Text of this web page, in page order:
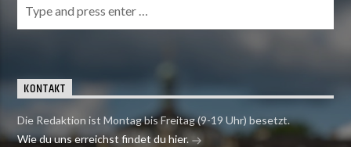
KONTAKT
Die Redaktion ist Montag bis Freitag (9-19 Uhr) besetzt.
Wie du uns erreichst findet du hier.